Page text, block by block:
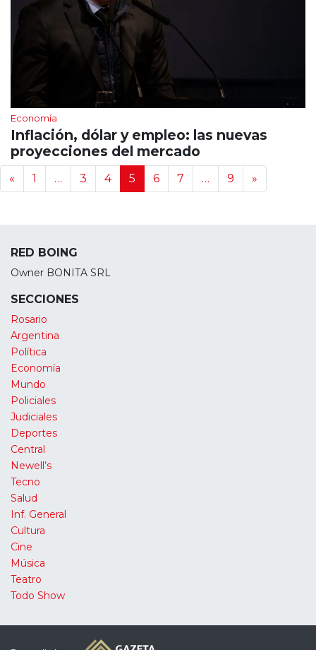
Economía
Inflación, dólar y empleo: las nuevas
proyecciones del mercado
Navegación de noticias
« 1 … 3 4 5 6 7 … 9 »
RED BOING
Owner BONITA SRL
SECCIONES
Rosario
Argentina
Política
Economía
Mundo
Policiales
Judiciales
Deportes
Central
Newell’s
Tecno
Salud
Inf. General
Cultura
Cine
Música
Teatro
Todo Show